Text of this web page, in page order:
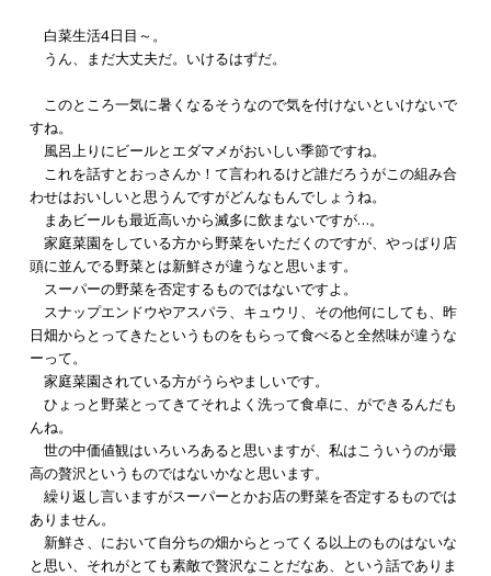
白菜生活4日目～。
うん、まだ大丈夫だ。いけるはずだ。
このところ一気に暑くなるそうなので気を付けないといけないで
すね。
風呂上りにビールとエダマメがおいしい季節ですね。
これを話すとおっさんか！て言われるけど誰だろうがこの組み合
わせはおいしいと思うんですがどんなもんでしょうね。
まあビールも最近高いから滅多に飲まないですが…。
家庭菜園をしている方から野菜をいただくのですが、やっぱり店
頭に並んでる野菜とは新鮮さが違うなと思います。
スーパーの野菜を否定するものではないですよ。
スナップエンドウやアスパラ、キュウリ、その他何にしても、昨
日畑からとってきたというものをもらって食べると全然味が違うな
ーって。
家庭菜園されている方がうらやましいです。
ひょっと野菜とってきてそれよく洗って食卓に、ができるんだも
んね。
世の中価値観はいろいろあると思いますが、私はこういうのが最
高の贅沢というものではないかなと思います。
繰り返し言いますがスーパーとかお店の野菜を否定するものでは
ありません。
新鮮さ、において自分ちの畑からとってくる以上のものはないな
と思い、それがとても素敵で贅沢なことだなあ、という話でありま